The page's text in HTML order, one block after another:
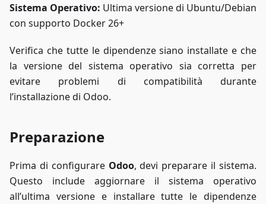
Sistema Operativo: Ultima versione di Ubuntu/Debian
con supporto Docker 26+
Verifica che tutte le dipendenze siano installate e che
la versione del sistema operativo sia corretta per
evitare problemi di compatibilità durante
l’installazione di Odoo.
Preparazione
Prima di configurare Odoo, devi preparare il sistema.
Questo include aggiornare il sistema operativo
all’ultima versione e installare tutte le dipendenze